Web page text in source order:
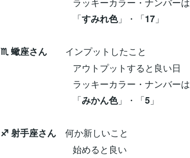
「すみれ色」・「17 」
♏ 蠍座さん インプットしたこと
アウトプットすると良い日
ラッキーカラー・ナンバーは
「みかん色」・「5 」
♐ 射手座さん 何か新しいこと
始めると良い